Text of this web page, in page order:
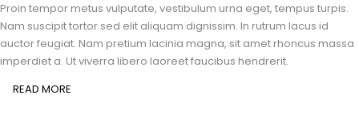
Proin tempor metus vulputate, vestibulum urna eget, tempus turpis.
Nam suscipit tortor sed elit aliquam dignissim. In rutrum lacus id
auctor feugiat. Nam pretium lacinia magna, sit amet rhoncus massa
imperdiet a. Ut viverra libero laoreet faucibus hendrerit.
READ MORE